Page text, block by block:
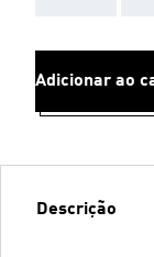
Adicionar ao
Descrição